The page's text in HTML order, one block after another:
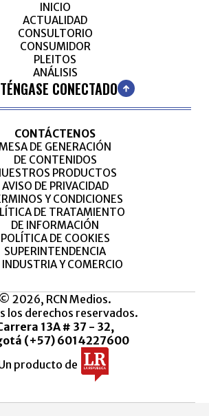
INICIO
ACTUALIDAD
CONSULTORIO
CONSUMIDOR
PLEITOS
ANÁLISIS
CONECTADO
CONTÁCTENOS
DE GENERACIÓN
DE CONTENIDOS
PRODUCTOS
AVISO DE PRIVACIDAD
Y CONDICIONES
DE TRATAMIENTO
DE INFORMACIÓN
POLÍTICA DE COOKIES
SUPERINTENDENCIA
INDUSTRIA Y COMERCIO
© 2026, RCN Medios.
los derechos reservados.
13A # 37 - 32,
(+57) 6014227600
producto de